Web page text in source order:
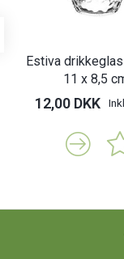
Estiva
11 x 8,5
12,00 DKK